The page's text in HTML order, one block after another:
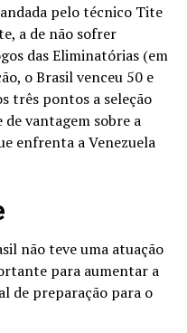
pelo técnico Tite
a de não sofrer
das Eliminatórias (em
o Brasil venceu 50 e
três pontos a seleção
vantagem sobre a
enfrenta a Venezuela
não teve uma atuação
para aumentar a
de preparação para o